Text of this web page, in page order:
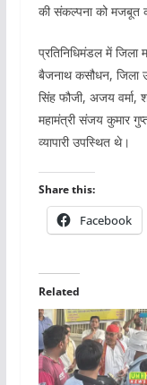
की संकल्पना को मजबूत
प्रतिनिधिमंडल में जिला
बैजनाथ कसौधन, जिला
सिंह फौजी, अजय वर्मा,
महामंत्री संजय कुमार
व्यापारी उपस्थित थे।
Share this:
Facebook
Related